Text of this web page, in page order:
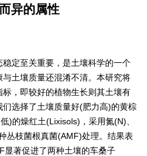
异的属性
定至关重要，是土壤科学的一个
土壤质量还混淆不清。本研究将
，即较好的植物生长则其土壤有
选择了土壤质量好(肥力高)的黄棕
)的燥红土(Lixisols)，采用氮(N)、
丛枝菌根真菌(AMF)处理。结果表
显著促进了两种土壤的车桑子